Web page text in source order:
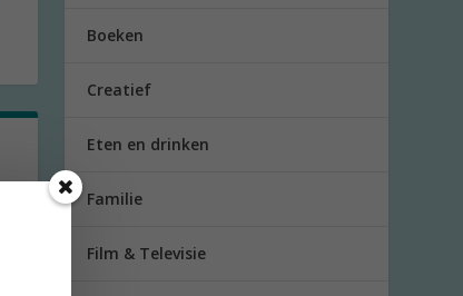
Boeken
Creatief
Eten en drinken
Familie
Film & Televisie